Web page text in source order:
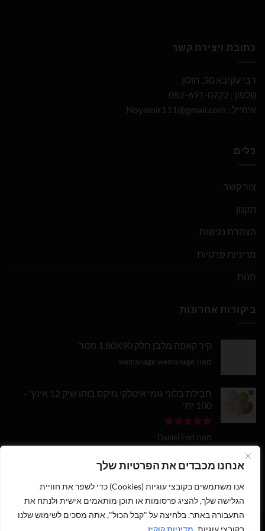
אנחנו מכבדים את הפרטיות שלך
אנו משתמשים בקובצי עוגיות (Cookies) כדי לשפר את חוויית
הגלישה שלך, להציג פרסומות או תוכן מותאמים אישית ולנתח את
התעבורה באתר. בלחיצה על "קבל הכול", אתה מסכים לשימוש שלנו
בקובצי עוגיות. מדיניות קוקיז
כתובת ויצירת קשר
רבי עקיבא 30, חולון
טלפון : 052-691-0722
אימייל : Noyamir111@gmail.com
כלים
צור קשר
תקנון
הצהרת נגישות
מדיניות פרטיות
חנות
ביקורות אחרונות
קיר קאפה מלבן חלק 1.80X90 מטר
מאת wemanage wemanage
חבילת בלוני גומי איטלקי מיקס בוהו שיק 12 אינץ' -
100 יח'
דורג5מתוך
5
מאת Daniel Edri
דורג 5מתוך
5
מאת wemanage wemanage